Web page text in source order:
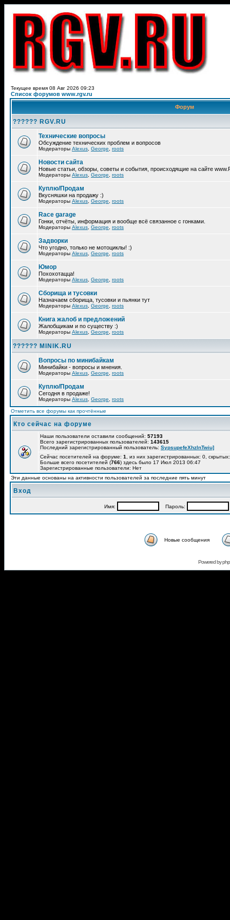
Текущее время 08 Авг 2026 09:23
Список форумов www.rgv.ru
Форум
?????? RGV.RU
Технические вопросы
Обсуждение технических проблем и вопросов
Модераторы Alexus George roots
Новости сайта
Новые статьи, обзоры, советы и события, происходящие на сайте
Модераторы Alexus George roots
Куплю/Продам
Вкусняшки на продажу :)
Модераторы Alexus George roots
Race garage
Гонки, отчёты, информация и вообще всё связанное с гонками.
Модераторы Alexus George roots
Задворки
Что угодно, только не мотоциклы! :)
Модераторы Alexus George roots
Юмор
Похохотацца!
Модераторы Alexus George roots
Сборища и тусовки
Назначаем сборища, тусовки и пьянки тут
Модераторы Alexus George roots
Книга жалоб и предложений
Жалобщикам и по существу :)
Модераторы Alexus George roots
?????? MINIK.RU
Вопросы по минибайкам
Минибайки - вопросы и мнения.
Модераторы Alexus George roots
Куплю/Продам
Сегодня в продаже!
Модераторы Alexus George roots
Отметить все форумы как прочтённые
Кто сейчас на форуме
Наши пользователи оставили сообщений: 57193
Всего зарегистрированных пользователей: 143615
Последний зарегистрированный пользователь: SypsupefeXhzlnTwiu]
Сейчас посетителей на форуме: 1
, из них зарегистрированных: 0,
Больше всего посетителей (766) здесь было 17 Июл 2013 06:47
Зарегистрированные пользователи: Нет
Эти данные основаны на активности пользователей за последние пять минут
Вход
Имя: Пароль:
Новые сообщения
Powered by